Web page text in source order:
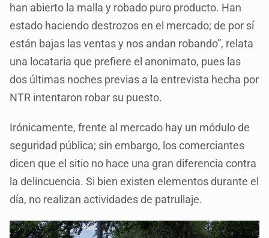
han abierto la malla y robado puro producto. Han
estado haciendo destrozos en el mercado; de por sí
están bajas las ventas y nos andan robando”, relata
una locataria que prefiere el anonimato, pues las
dos últimas noches previas a la entrevista hecha por
NTR intentaron robar su puesto.
Irónicamente, frente al mercado hay un módulo de
seguridad pública; sin embargo, los comerciantes
dicen que el sitio no hace una gran diferencia contra
la delincuencia. Si bien existen elementos durante el
día, no realizan actividades de patrullaje.